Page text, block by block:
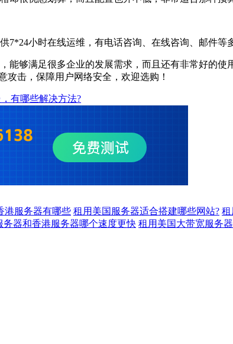
小时在线运维，有电话咨询、在线咨询、邮件等
能够满足很多企业的发展需求，而且还有非常好的
攻击，保障用户网络安全，欢迎选购！
有哪些解决方法?
港服务器有哪些 租用美国服务器适合搭建哪些网站? 租
务器和香港服务器哪个速度更快 租用美国大带宽服务